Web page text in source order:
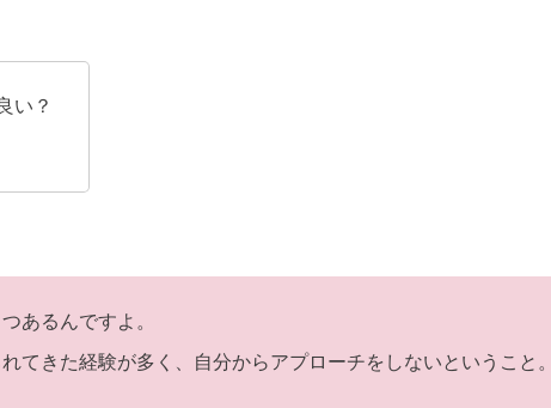
い？
あるんですよ。
てきた経験が多く、自分からアプローチをしないということ